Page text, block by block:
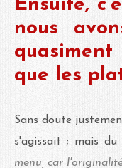
Ensuite,
nous
que les
Sans doute
s'agissait ; mais
menu, car